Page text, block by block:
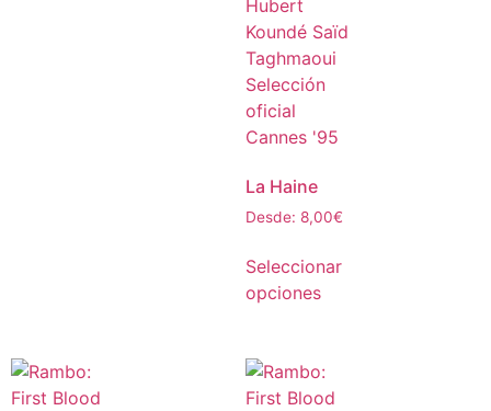
La Haine
Desde: 8,00€
Seleccionar
opciones